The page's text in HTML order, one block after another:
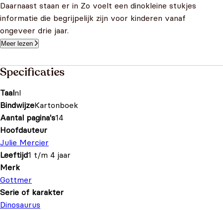
Daarnaast staan er in Zo voelt een dinokleine stukjes
informatie die begrijpelijk zijn voor kinderen vanaf
ongeveer drie jaar.
Meer lezen
Specificaties
Taalnl
BindwijzeKartonboek
Aantal pagina's14
Hoofdauteur
Julie Mercier
Leeftijd1 t/m 4 jaar
Merk
Gottmer
Serie of karakter
Dinosaurus